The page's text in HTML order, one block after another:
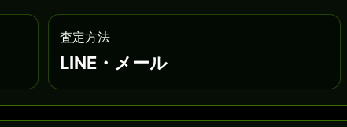
査定方法
LINE・メール